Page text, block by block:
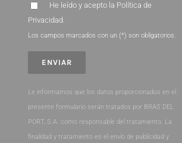
He leído y acepto la Política de
Privacidad.
Los campos marcados con un (*) son obligatorios.
Le informamos que los datos proporcionados en el
presente formulario serán tratados por BRAS DEL
PORT, S.A. como responsable del tratamiento. La
finalidad y tratamiento es el envío de publicidad y